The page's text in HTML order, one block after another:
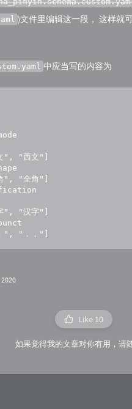
)文件里编辑这一段， 这样就
中应当写的内容为
"西文"]
"全角"]
"汉字"]
"．，"]
Like 10
如果觉得我的文章对你有用，请